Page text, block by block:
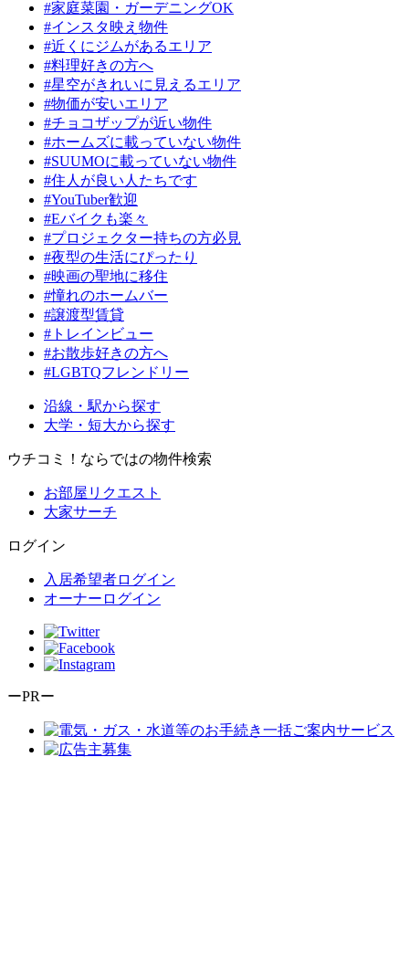
#家庭菜園・ガーデニングOK
#インスタ映え物件
#近くにジムがあるエリア
#料理好きの方へ
#星空がきれいに見えるエリア
#物価が安いエリア
#チョコザップが近い物件
#ホームズに載っていない物件
#SUUMOに載っていない物件
#住人が良い人たちです
#YouTuber歓迎
#Eバイクも楽々
#プロジェクター持ちの方必見
#夜型の生活にぴったり
#映画の聖地に移住
#憧れのホームバー
#譲渡型賃貸
#トレインビュー
#お散歩好きの方へ
#LGBTQフレンドリー
沿線・駅から探す
大学・短大から探す
ウチコミ！ならではの物件検索
お部屋リクエスト
大家サーチ
ログイン
入居希望者ログイン
オーナーログイン
ーPRー